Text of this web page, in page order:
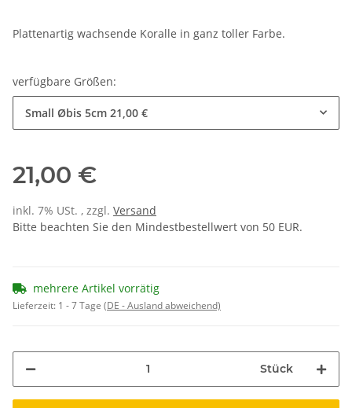
Plattenartig wachsende Koralle in ganz toller Farbe.
verfügbare Größen:
Small Øbis 5cm 21,00 €
21,00 €
inkl. 7% USt. , zzgl. Versand
Bitte beachten Sie den Mindestbestellwert von 50 EUR.
mehrere Artikel vorrätig
Lieferzeit: 1 - 7 Tage (DE - Ausland abweichend)
Stück